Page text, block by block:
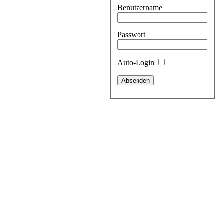
Benutzername
Passwort
Auto-Login